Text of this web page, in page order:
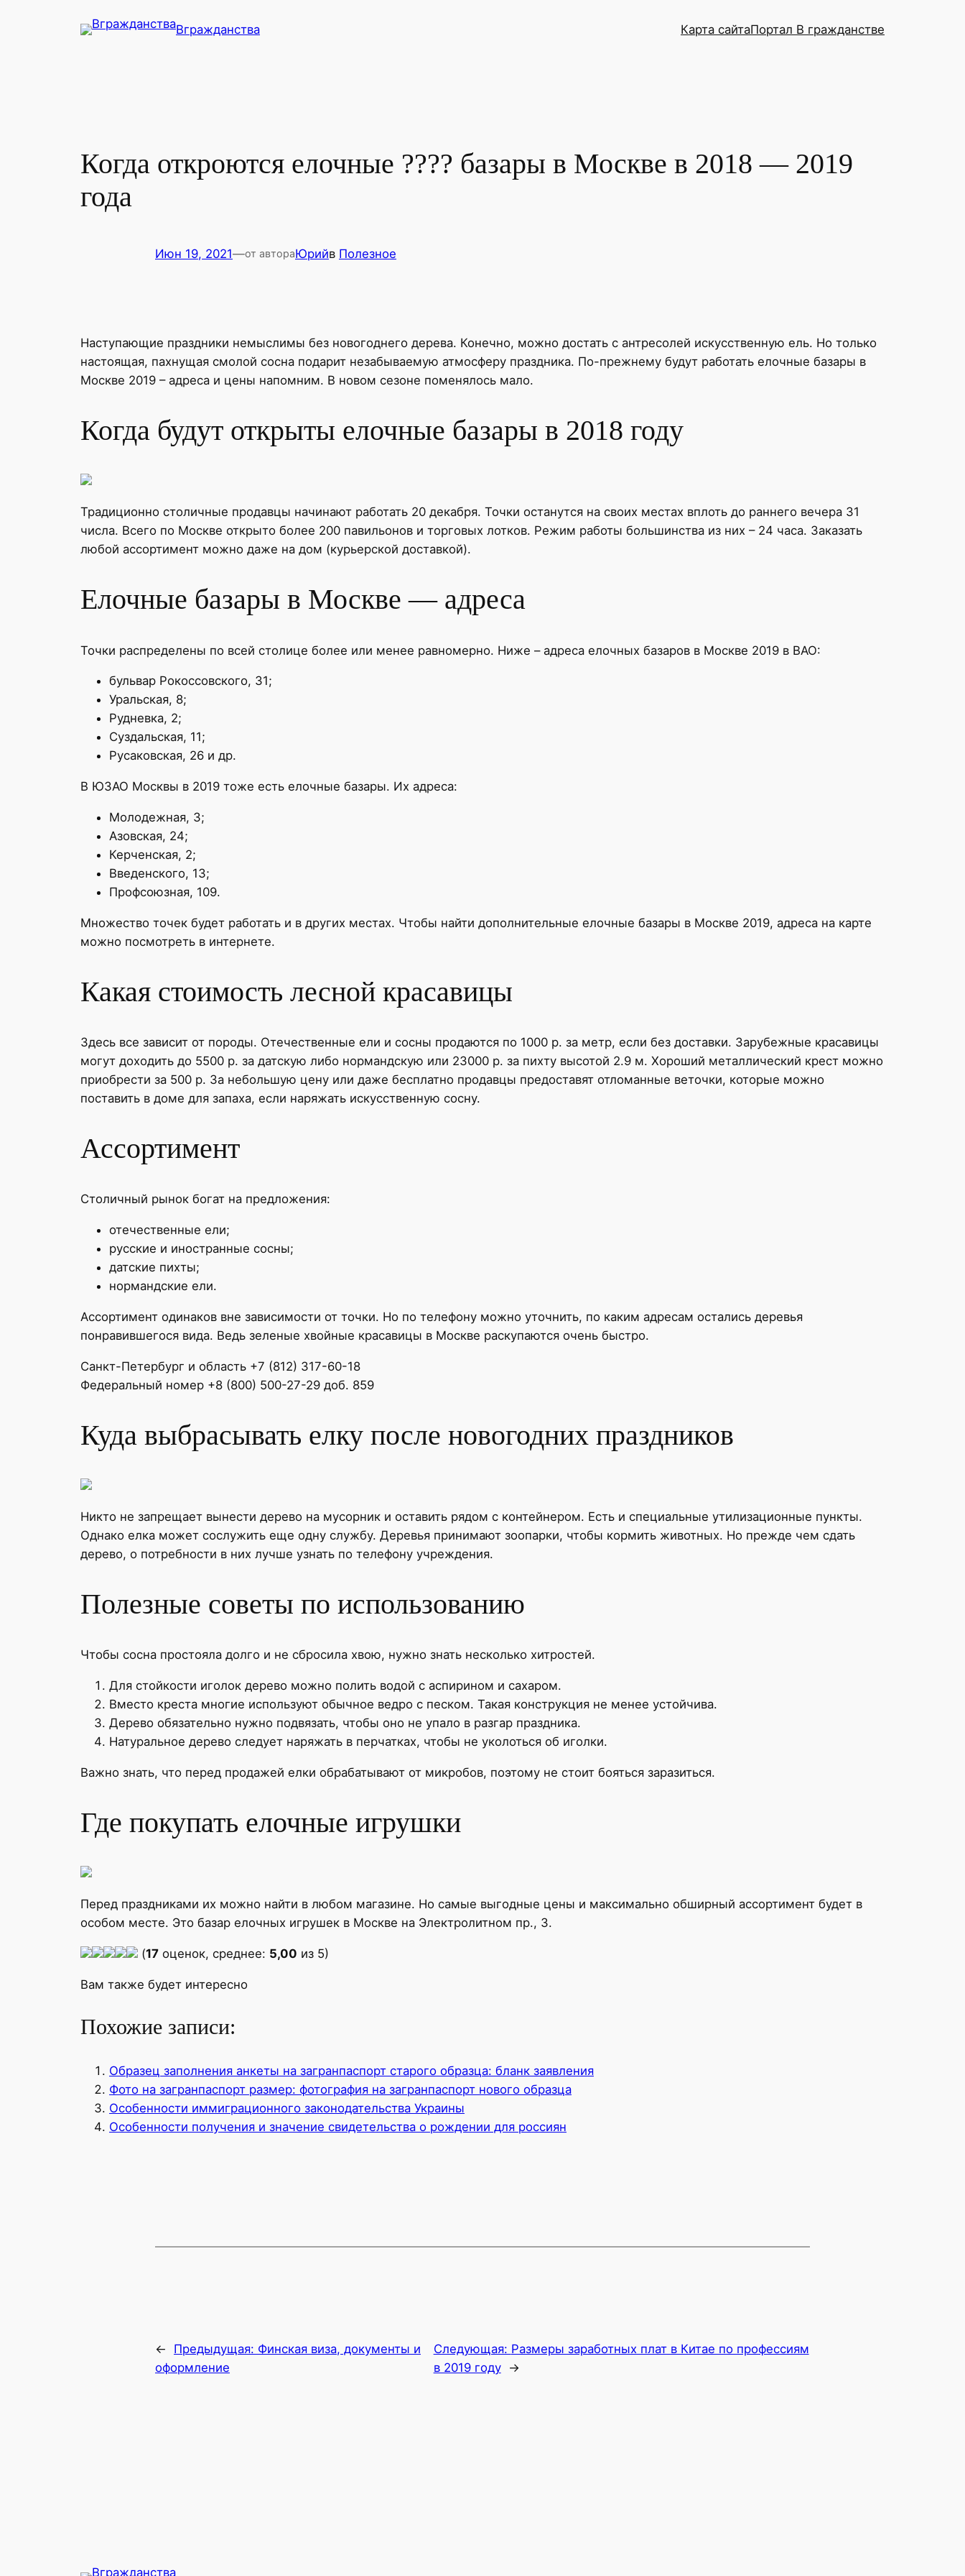
Вгражданства Карта сайтаПортал В гражданстве
Когда откроются елочные ???? базары в Москве в 2018 — 2019
года
Июн 19, 2021—от автораЮрийв Полезное
Наступающие праздники немыслимы без новогоднего дерева. Конечно, можно достать с антресолей искусственную ель. Но только
настоящая, пахнущая смолой сосна подарит незабываемую атмосферу праздника. По-прежнему будут работать елочные базары в
Москве 2019 – адреса и цены напомним. В новом сезоне поменялось мало.
Когда будут открыты елочные базары в 2018 году
Традиционно столичные продавцы начинают работать 20 декабря. Точки останутся на своих местах вплоть до раннего вечера 31
числа. Всего по Москве открыто более 200 павильонов и торговых лотков. Режим работы большинства из них – 24 часа. Заказать
любой ассортимент можно даже на дом (курьерской доставкой).
Елочные базары в Москве — адреса
Точки распределены по всей столице более или менее равномерно. Ниже – адреса елочных базаров в Москве 2019 в ВАО:
бульвар Рокоссовского, 31;
Уральская, 8;
Рудневка, 2;
Суздальская, 11;
Русаковская, 26 и др.
В ЮЗАО Москвы в 2019 тоже есть елочные базары. Их адреса:
Молодежная, 3;
Азовская, 24;
Керченская, 2;
Введенского, 13;
Профсоюзная, 109.
Множество точек будет работать и в других местах. Чтобы найти дополнительные елочные базары в Москве 2019, адреса на карте
можно посмотреть в интернете.
Какая стоимость лесной красавицы
Здесь все зависит от породы. Отечественные ели и сосны продаются по 1000 р. за метр, если без доставки. Зарубежные красавицы
могут доходить до 5500 р. за датскую либо нормандскую или 23000 р. за пихту высотой 2.9 м. Хороший металлический крест можно
приобрести за 500 р. За небольшую цену или даже бесплатно продавцы предоставят отломанные веточки, которые можно
поставить в доме для запаха, если наряжать искусственную сосну.
Ассортимент
Столичный рынок богат на предложения:
отечественные ели;
русские и иностранные сосны;
датские пихты;
нормандские ели.
Ассортимент одинаков вне зависимости от точки. Но по телефону можно уточнить, по каким адресам остались деревья
понравившегося вида. Ведь зеленые хвойные красавицы в Москве раскупаются очень быстро.
Санкт-Петербург и область +7 (812) 317-60-18
Федеральный номер +8 (800) 500-27-29 доб. 859
Куда выбрасывать елку после новогодних праздников
Никто не запрещает вынести дерево на мусорник и оставить рядом с контейнером. Есть и специальные утилизационные пункты.
Однако елка может сослужить еще одну службу. Деревья принимают зоопарки, чтобы кормить животных. Но прежде чем сдать
дерево, о потребности в них лучше узнать по телефону учреждения.
Полезные советы по использованию
Чтобы сосна простояла долго и не сбросила хвою, нужно знать несколько хитростей.
Для стойкости иголок дерево можно полить водой с аспирином и сахаром.
Вместо креста многие используют обычное ведро с песком. Такая конструкция не менее устойчива.
Дерево обязательно нужно подвязать, чтобы оно не упало в разгар праздника.
Натуральное дерево следует наряжать в перчатках, чтобы не уколоться об иголки.
Важно знать, что перед продажей елки обрабатывают от микробов, поэтому не стоит бояться заразиться.
Где покупать елочные игрушки
Перед праздниками их можно найти в любом магазине. Но самые выгодные цены и максимально обширный ассортимент будет в
особом месте. Это базар елочных игрушек в Москве на Электролитном пр., 3.
(17 оценок, среднее: 5,00 из 5)
Вам также будет интересно
Похожие записи:
Образец заполнения анкеты на загранпаспорт старого образца: бланк заявления
Фото на загранпаспорт размер: фотография на загранпаспорт нового образца
Особенности иммиграционного законодательства Украины
Особенности получения и значение свидетельства о рождении для россиян
← Предыдущая: Финская виза, документы и
оформление
Следующая: Размеры заработных плат в Китае по профессиям
в 2019 году
→